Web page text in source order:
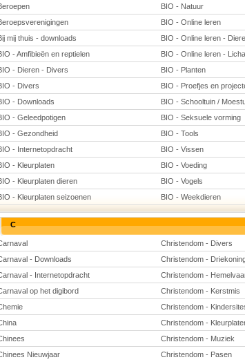
BIO - Natuur
BIO - Online leren
mij thuis - downloads
BIO - Online leren -
- Amfibieën en reptielen
BIO - Online leren -
- Dieren - Divers
BIO - Planten
- Divers
BIO - Proefjes en
- Downloads
BIO - Schooltuin /
- Geleedpotigen
BIO - Seksuele vorming
- Gezondheid
BIO - Tools
- Internetopdracht
BIO - Vissen
- Kleurplaten
BIO - Voeding
- Kleurplaten dieren
BIO - Vogels
- Kleurplaten seizoenen
BIO - Weekdieren
C
Christendom - Divers
- Downloads
Christendom -
- Internetopdracht
Christendom -
op het digibord
Christendom - Kerstmis
Christendom -
Christendom -
Christendom - Muziek
Nieuwjaar
Christendom - Pasen